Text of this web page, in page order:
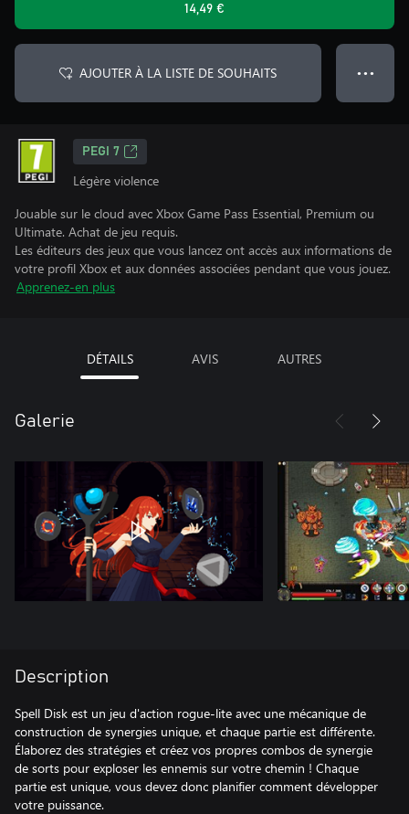
14,49 €
AJOUTER À LA LISTE DE SOUHAITS ● ● ●
PEGI 7
Légère violence
Jouable sur le cloud avec Xbox Game Pass Essential, Premium ou
Ultimate. Achat de jeu requis.
Les éditeurs des jeux que vous lancez ont accès aux informations de
votre profil Xbox et aux données associées pendant que vous jouez.
Apprenez-en plus
DÉTAILS AVIS AUTRES
Galerie
Description
Spell Disk est un jeu d'action rogue-lite avec une mécanique de
construction de synergies unique, et chaque partie est différente.
Élaborez des stratégies et créez vos propres combos de synergie
de sorts pour exploser les ennemis sur votre chemin ! Chaque
partie est unique, vous devez donc planifier comment développer
votre puissance.